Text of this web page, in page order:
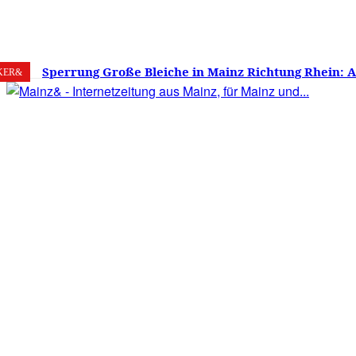
7. August 2026 22 Mainz
Sperrung Große Bleiche in Mainz Richtung Rhein:
verwirrt, Mainzer stinksauer – Haben die Mainzer